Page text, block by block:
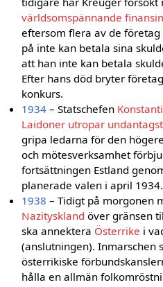
världsomspännande
eftersom flera av de
på inte kan betala sina
att han inte kan betala
Efter hans död bryter
konkurs.
1934 – Statschefen
Laidoner utropar
gripa ledarna för den
och mötesverksamhet
fortsättningen Estland
planerade valen i april 1934.
1938 – Tidigt på morgonen
Nazityskland över gränsen
ska annektera Österrike i
(anslutningen). Inmarschen
österrikiske
hålla en allmän